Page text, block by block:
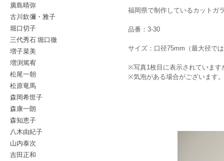
廣島晴弥
古川欽彌・雅子
堀口切子
三代秀石 堀口徹
増子菜美
増渕篤宥
松尾一朝
松原竜馬
森岡希世子
森康一朗
森知恵子
八木由紀子
山内泰次
吉田正和
福岡県で制作しているカットガ
品番：3-30
サイズ：口径75mm（最大径で
※写真1枚目に表示されています
※気泡がある場合がございます。